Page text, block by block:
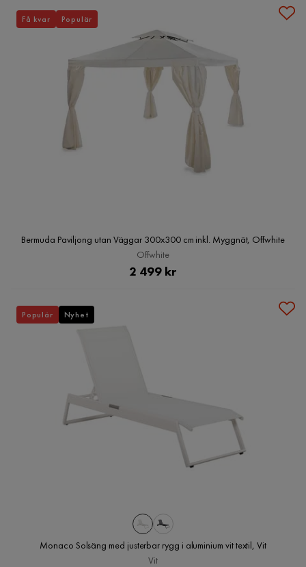
Bermuda Paviljong utan Väggar 300x300 cm inkl. Myggnät, Offwhite
Offwhite
Pris
2 499 kr
Få kvar Populär
Monaco Solsäng med justerbar rygg i aluminium vit textil, Vit
Vit
Populär Nyhet